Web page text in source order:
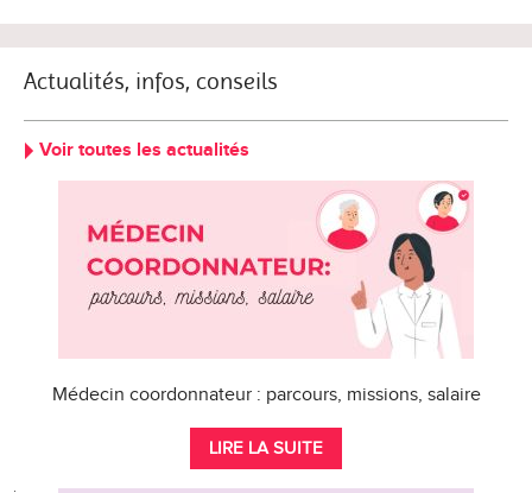
Actualités, infos, conseils
Voir toutes les actualités
Médecin coordonnateur : parcours, missions, salaire
LIRE LA SUITE